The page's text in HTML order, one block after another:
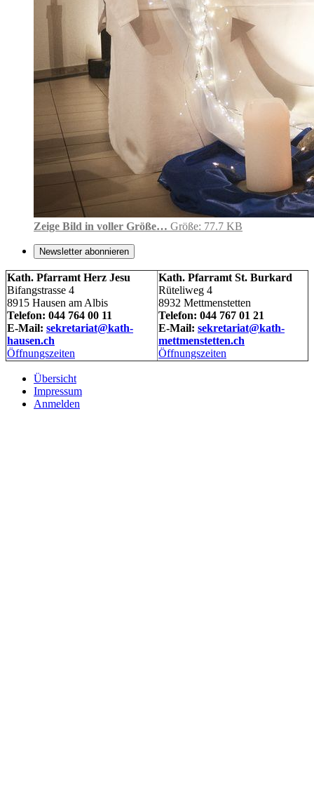
Zeige Bild in voller Größe… Größe: 77.7 KB
Newsletter abonnieren
Kath. Pfarramt Herz Jesu
Bifangstrasse 4
8915 Hausen am Albis
Telefon: 044 764 00 11
E-Mail: sekretariat@kath-
hausen.ch
Öffnungszeiten
Kath. Pfarramt St. Burkard
Rüteliweg 4
8932 Mettmenstetten
Telefon: 044 767 01 21
E-Mail: sekretariat@kath-
mettmenstetten.ch
Öffnungszeiten
Übersicht
Impressum
Anmelden